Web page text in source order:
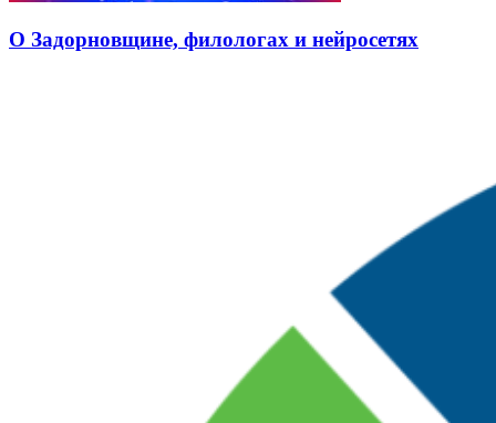
О Задорновщине, филологах и нейросетях